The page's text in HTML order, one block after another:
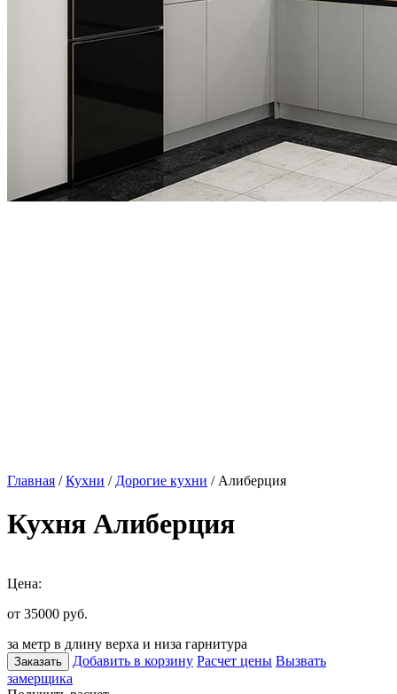
Главная /Кухни / Дорогие кухни / Алиберция
Кухня Алиберция
Цена:
от 35000 руб.
за метр в длину верха и низа гарнитура
Заказать Добавить в корзину Расчет цены Вызвать
замерщика